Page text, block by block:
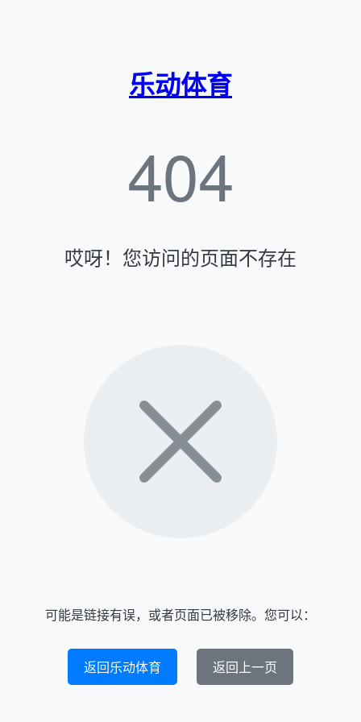
乐动体育
404
哎呀！您访问的页面不存在
可能是链接有误，或者页面已被移除。您可以：
返回乐动体育 返回上一页